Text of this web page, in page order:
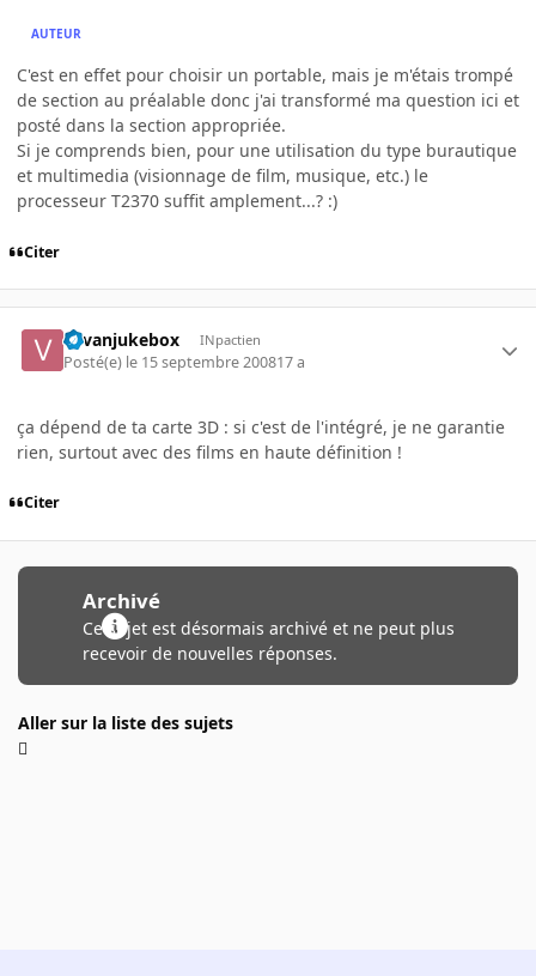
AUTEUR
C'est en effet pour choisir un portable, mais je m'étais trompé
de section au préalable donc j'ai transformé ma question ici et
posté dans la section appropriée.
Si je comprends bien, pour une utilisation du type burautique
et multimedia (visionnage de film, musique, etc.) le
processeur T2370 suffit amplement...? :)
Citer
vavanjukebox INpactien
Posté(e) le 15 septembre 200817 a
ça dépend de ta carte 3D : si c'est de l'intégré, je ne garantie
rien, surtout avec des films en haute définition !
Citer
Archivé
Ce sujet est désormais archivé et ne peut plus
recevoir de nouvelles réponses.
Aller sur la liste des sujets